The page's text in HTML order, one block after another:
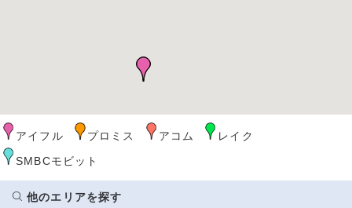
アイフル プロミス アコム
レイク
SMBCモビット
他のエリアを探す